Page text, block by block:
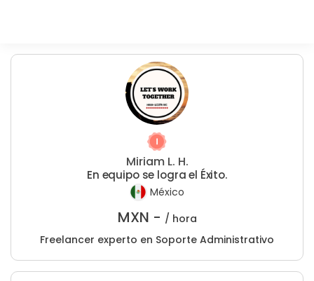
Miriam L. H.
En equipo se logra el Éxito.
México
MXN - / hora
Freelancer experto en Soporte Administrativo